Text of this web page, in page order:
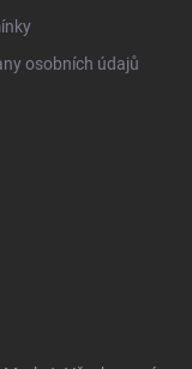
osobních údajů